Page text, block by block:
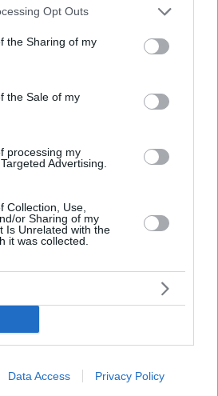
app uses one or more Google
usage behaviour. You may click to
Google and its third-party tags to
specified purposes in below Google
Opt Outs
the Sharing of my
the Sale of my
processing my
Advertising.
Collection, Use,
or Sharing of my
Is Unrelated with the
it was collected.
Data Access Privacy Policy
τα χαλιά έχουν ζωή,
γεμάτη χριστουγεννιάτικη
Aesthesis